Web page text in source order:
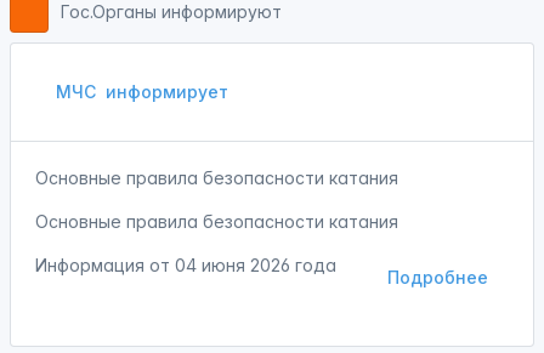
Гос.Органы информируют
МЧС информирует
Основные правила безопасности катания
Основные правила безопасности катания
Подробнее
Информация от 04 июня 2026 года